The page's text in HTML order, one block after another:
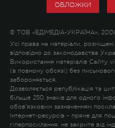
ОБЛОЖКИ
© ТОВ «ЕДІМЕДІА-УКРАЇНА»,
Усі права на матеріали,
відповідно до законодавства
Використання матеріалів Сайту
(в повному обсязі) без
забороняється.
Дозволяється републікація та
більше 250 знаків для одного
обов'язковим зазначенням
Інтернет-ресурсів – пряме для
гіперпосилання, не закрите від